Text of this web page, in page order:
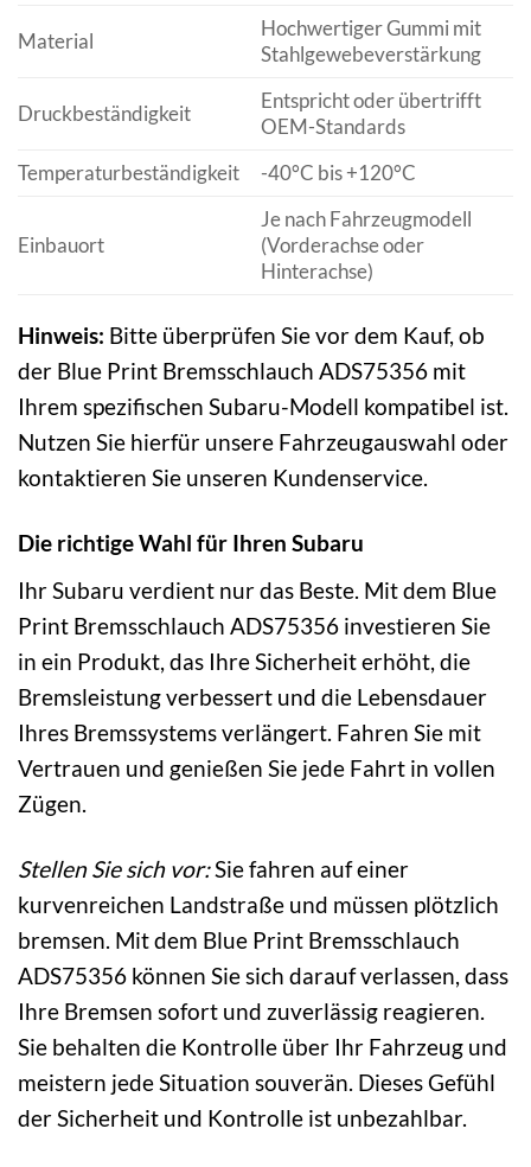
Material
Hochwertiger Gummi mit
Stahlgewebeverstärkung
Druckbeständigkeit
Entspricht oder übertrifft
OEM-Standards
Temperaturbeständigkeit
-40°C bis +120°C
Einbauort
Je nach Fahrzeugmodell
(Vorderachse oder
Hinterachse)
Hinweis: Bitte überprüfen Sie vor dem Kauf, ob
der Blue Print Bremsschlauch ADS75356 mit
Ihrem spezifischen Subaru-Modell kompatibel ist.
Nutzen Sie hierfür unsere Fahrzeugauswahl oder
kontaktieren Sie unseren Kundenservice.
Die richtige Wahl für Ihren Subaru
Ihr Subaru verdient nur das Beste. Mit dem Blue
Print Bremsschlauch ADS75356 investieren Sie
in ein Produkt, das Ihre Sicherheit erhöht, die
Bremsleistung verbessert und die Lebensdauer
Ihres Bremssystems verlängert. Fahren Sie mit
Vertrauen und genießen Sie jede Fahrt in vollen
Zügen.
Stellen Sie sich vor:Sie fahren auf einer
kurvenreichen Landstraße und müssen plötzlich
bremsen. Mit dem Blue Print Bremsschlauch
ADS75356 können Sie sich darauf verlassen, dass
Ihre Bremsen sofort und zuverlässig reagieren.
Sie behalten die Kontrolle über Ihr Fahrzeug und
meistern jede Situation souverän. Dieses Gefühl
der Sicherheit und Kontrolle ist unbezahlbar.